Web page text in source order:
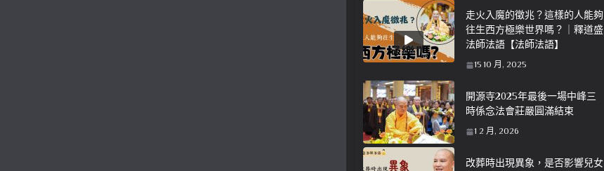
走火入魔的徵兆？這樣的人能夠
往生西方極樂世界嗎？｜釋道盛
法師法語【法師法語】
15 10 月, 2025
開源寺2025年最後一場中峰三
時係念法會莊嚴圓滿結束
1 2 月, 2026
改葬時出現異象，是否影響兒女